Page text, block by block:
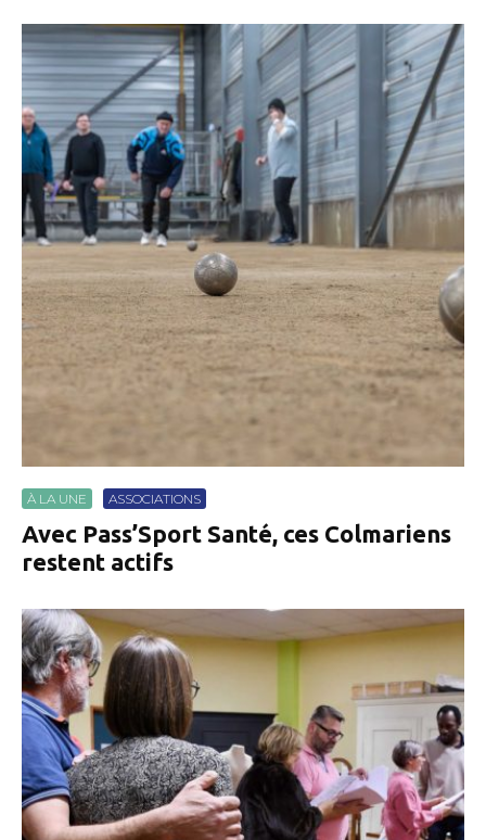
À LA UNE ASSOCIATIONS
Avec Pass’Sport Santé, ces Colmariens
restent actifs